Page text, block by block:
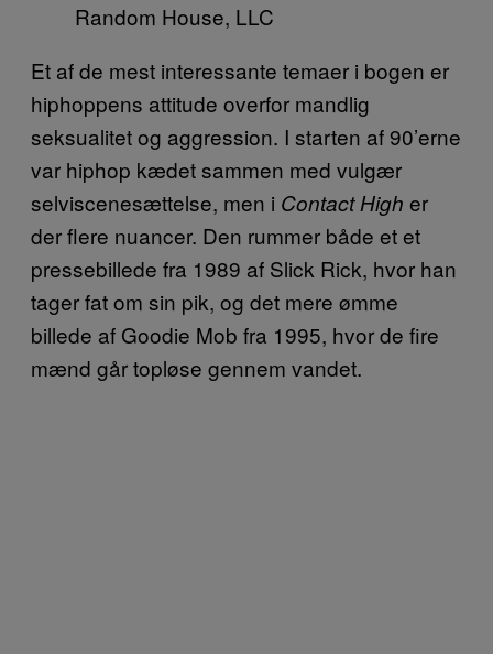
Random House, LLC
Et af de mest interessante temaer i bogen er
hiphoppens attitude overfor mandlig
seksualitet og aggression. I starten af 90’erne
var hiphop kædet sammen med vulgær
selviscenesættelse, men i Contact High er
der flere nuancer. Den rummer både et et
pressebillede fra 1989 af Slick Rick, hvor han
tager fat om sin pik, og det mere ømme
billede af Goodie Mob fra 1995, hvor de fire
mænd går topløse gennem vandet.